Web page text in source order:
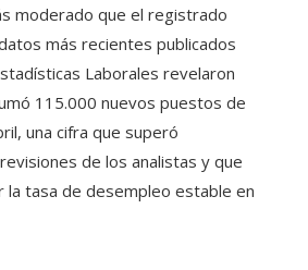
moderado que el registrado
más recientes publicados
Laborales revelaron
115.000 nuevos puestos de
una cifra que superó
de los analistas y que
tasa de desempleo estable en